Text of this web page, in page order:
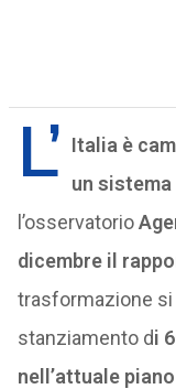
L’ Italia è
un
l’osservatorio
dicembre il
trasformazione
stanziamento di
nell’attuale